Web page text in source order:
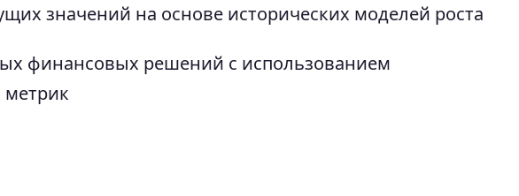
значений на основе исторических моделей роста
финансовых решений с использованием
метрик